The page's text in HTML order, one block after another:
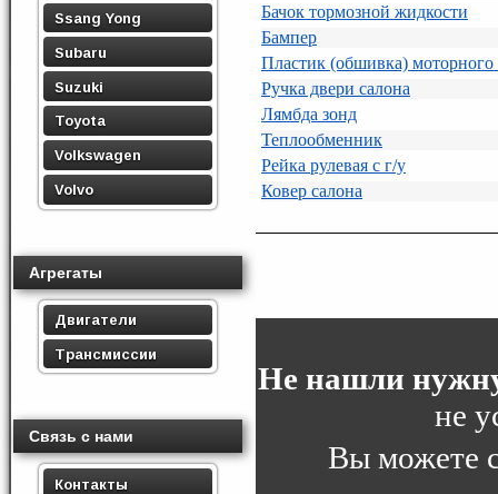
Ssang Yong
Subaru
Suzuki
Toyota
Volkswagen
Volvo
Агрегаты
Двигатели
Трансмиссии
Связь с нами
Контакты
Бачок тормозной жидкости
Бампер
Пластик (обшивка) моторного
Ручка двери салона
Лямбда зонд
Теплообменник
Рейка рулевая с г/у
Ковер салона
Не нашли
не
Вы можете